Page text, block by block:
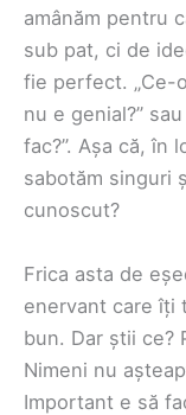
amânăm pentru
sub pat, ci de
fie perfect. „Ce-
nu e genial?”
fac?”. Așa că, în
sabotăm singuri
cunoscut?
Frica asta de
enervant care îți
bun. Dar știi ce?
Nimeni nu
Important e să